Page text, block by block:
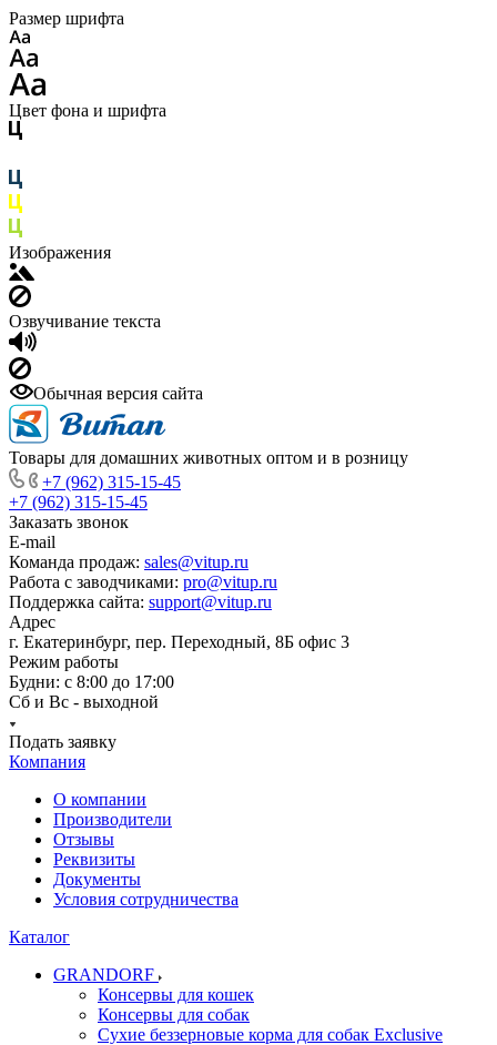
Размер шрифта
Цвет фона и шрифта
Изображения
Озвучивание текста
Обычная версия сайта
Товары для домашних животных оптом и в розницу
+7 (962) 315-15-45
+7 (962) 315-15-45
Заказать звонок
E-mail
Команда продаж: sales@vitup.ru
Работа с заводчиками: pro@vitup.ru
Поддержка сайта: support@vitup.ru
Адрес
г. Екатеринбург, пер. Переходный, 8Б офис 3
Режим работы
Будни: с 8:00 до 17:00
Сб и Вс - выходной
Подать заявку
Компания
О компании
Производители
Отзывы
Реквизиты
Документы
Условия сотрудничества
Каталог
GRANDORF
Консервы для кошек
Консервы для собак
Сухие беззерновые корма для собак Exclusive